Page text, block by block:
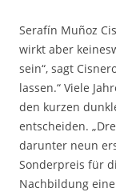
Serafín Muñoz
wirkt aber
sein“, sagt
lassen.“ Viele
den kurzen
entscheiden.
darunter neun
Sonderpreis für
Nachbildung